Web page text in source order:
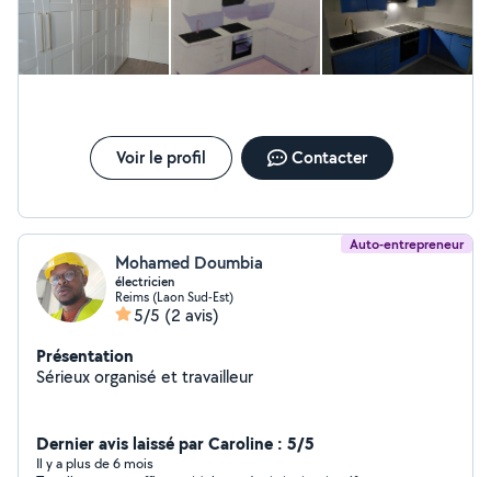
Voir le profil Contacter
Auto-entrepreneur
Mohamed Doumbia
électricien
Reims (Laon Sud-Est)
5/5 (2 avis)
Présentation
Sérieux organisé et travailleur
Dernier avis laissé par Caroline : 5/5
Il y a plus de 6 mois